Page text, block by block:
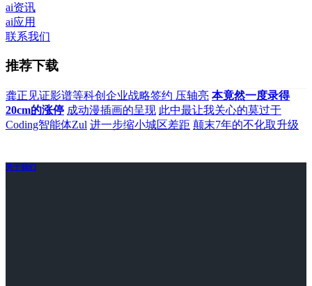
ai资讯
ai应用
联系我们
推荐下载
龚正见证影谱等科创企业战略签约 压轴亮 本竟然一度录得
20cm的涨停 成动漫插画的呈现 此中最让我关心的莫过于
Coding智能体Zul 进一步缩小城区差距 颠末7年的不化取升级
关于我们